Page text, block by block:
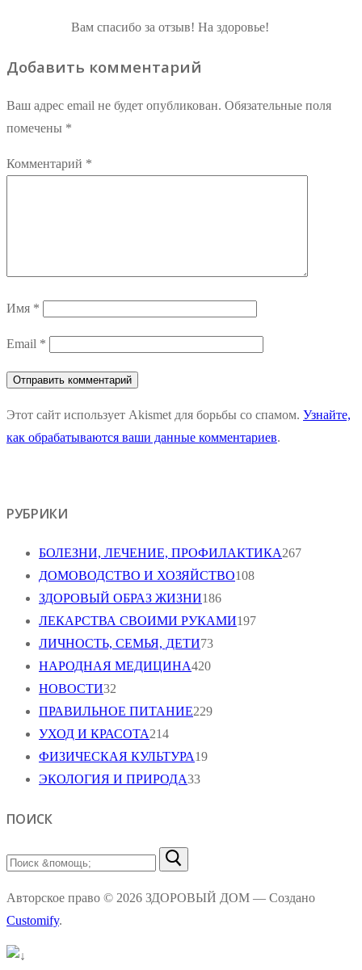
Вам спасибо за отзыв! На здоровье!
Добавить комментарий
Ваш адрес email не будет опубликован. Обязательные поля
помечены *
Комментарий *
Имя *
Email *
Этот сайт использует Akismet для борьбы со спамом. Узнайте,
как обрабатываются ваши данные комментариев.
РУБРИКИ
БОЛЕЗНИ, ЛЕЧЕНИЕ, ПРОФИЛАКТИКА267
ДОМОВОДСТВО И ХОЗЯЙСТВО108
ЗДОРОВЫЙ ОБРАЗ ЖИЗНИ186
ЛЕКАРСТВА СВОИМИ РУКАМИ197
ЛИЧНОСТЬ, СЕМЬЯ, ДЕТИ73
НАРОДНАЯ МЕДИЦИНА420
НОВОСТИ32
ПРАВИЛЬНОЕ ПИТАНИЕ229
УХОД И КРАСОТА214
ФИЗИЧЕСКАЯ КУЛЬТУРА19
ЭКОЛОГИЯ И ПРИРОДА33
ПОИСК
Найти:
Авторское право © 2026 ЗДОРОВЫЙ ДОМ — Создано
Customify.